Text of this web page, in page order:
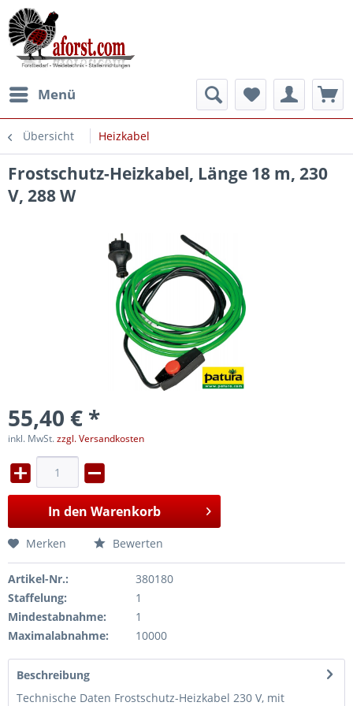
Menü
Übersicht Heizkabel
Frostschutz-Heizkabel, Länge 18 m, 230
V, 288 W
55,40 € *
inkl. MwSt.zzgl. Versandkosten
In den Warenkorb
Merken Bewerten
Artikel-Nr.:
380180
Staffelung:
1
Mindestabnahme:
1
Maximalabnahme:
10000
Beschreibung
Technische Daten Frostschutz-Heizkabel 230 V, mit